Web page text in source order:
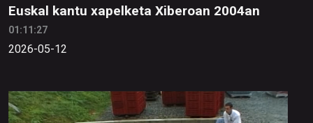
Euskal kantu xapelketa Xiberoan 2004an
01:11:27
2026-05-12